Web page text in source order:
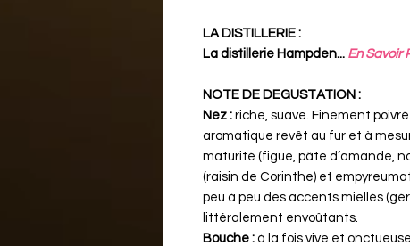
LA DISTILLERIE :
La distillerie Hampden... En Savoir
NOTE DE DEGUSTATION :
Nez : riche, suave. Finement
aromatique revêt au fur et à
maturité (figue, pâte d’amande,
(raisin de Corinthe) et
peu à peu des accents miellés
littéralement envoûtants.
Bouche : à la fois vive et